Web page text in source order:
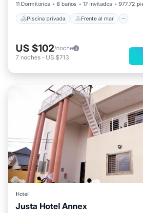
11 Dormitorios
8 baños 17 Invitados 977.72
Piscina privada Frente al mar
US $102/noche
7 noches - US $713
Hotel
Justa Hotel Annex
Bañera de hidromasaje